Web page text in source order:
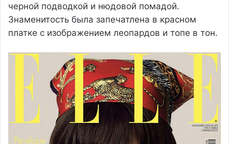
черной подводкой и нюдовой помадой.
Знаменитость была запечатлена в красном
платке с изображением леопардов и топе в тон.